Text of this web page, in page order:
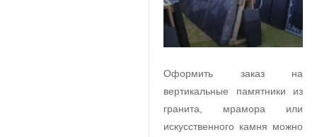
Оформить заказ на
вертикальные памятники из
гранита, мрамора или
искусственного камня можно